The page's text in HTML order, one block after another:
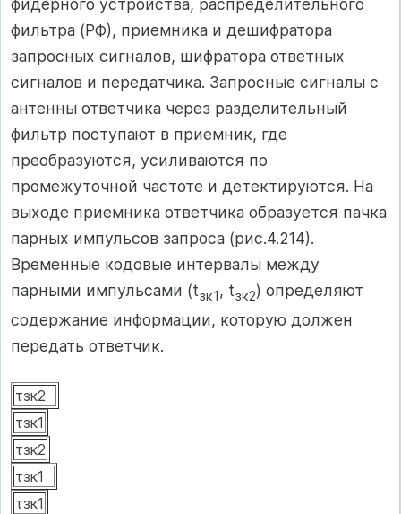
фидерного устройства, распределительного
фильтра (РФ), приемника и дешифратора
запросных сигналов, шифратора ответных
сигналов и передатчика. Запросные сигналы с
антенны ответчика через разделительный
фильтр поступают в приемник, где
преобразуются, усиливаются по
промежуточной частоте и детектируются. На
выходе приемника ответчика образуется пачка
парных импульсов запроса (рис.4.214).
Временные кодовые интервалы между
парными импульсами (tзк1 , tзк2) определяют
содержание информации, которую должен
передать ответчик.
τзк2
τзк1
τзк2
τзк1
τзк1